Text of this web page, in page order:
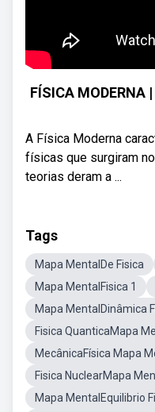
FÍSICA MODERNA
A Física Moderna
físicas que surgiram
teorias deram a ...
Tags
Mapa MentalDe Fisica
Mapa MentalFisica 1
Mapa MentalDinâmica
Fisica QuanticaMapa
MecânicaFísica Mapa
Fisica NuclearMapa
Mapa MentalEquilibrio